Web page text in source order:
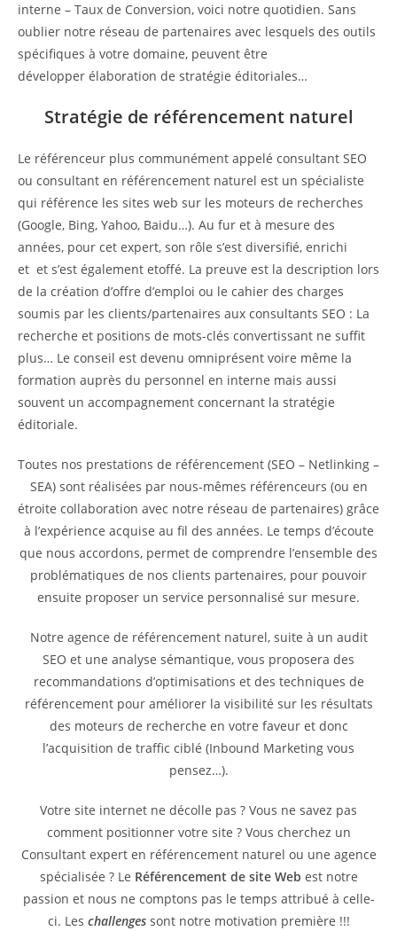
interne – Taux de Conversion, voici notre quotidien. Sans
oublier notre réseau de partenaires avec lesquels des outils
spécifiques à votre domaine, peuvent être
développer élaboration de stratégie éditoriales…
Stratégie de référencement naturel
Le référenceur plus communément appelé consultant SEO
ou consultant en référencement naturel est un spécialiste
qui référence les sites web sur les moteurs de recherches
(Google, Bing, Yahoo, Baidu…). Au fur et à mesure des
années, pour cet expert, son rôle s’est diversifié, enrichi
et et s’est également etoffé. La preuve est la description lors
de la création d’offre d’emploi ou le cahier des charges
soumis par les clients/partenaires aux consultants SEO : La
recherche et positions de mots-clés convertissant ne suffit
plus… Le conseil est devenu omniprésent voire même la
formation auprès du personnel en interne mais aussi
souvent un accompagnement concernant la stratégie
éditoriale.
Toutes nos prestations de référencement (SEO – Netlinking –
SEA) sont réalisées par nous-mêmes référenceurs (ou en
étroite collaboration avec notre réseau de partenaires) grâce
à l’expérience acquise au fil des années. Le temps d’écoute
que nous accordons, permet de comprendre l’ensemble des
problématiques de nos clients partenaires, pour pouvoir
ensuite proposer un service personnalisé sur mesure.
Notre agence de référencement naturel, suite à un audit
SEO et une analyse sémantique, vous proposera des
recommandations d’optimisations et des techniques de
référencement pour améliorer la visibilité sur les résultats
des moteurs de recherche en votre faveur et donc
l’acquisition de traffic ciblé (Inbound Marketing vous
pensez…).
Votre site internet ne décolle pas ? Vous ne savez pas
comment positionner votre site ? Vous cherchez un
Consultant expert en référencement naturel ou une agence
spécialisée ? Le Référencement de site Web est notre
passion et nous ne comptons pas le temps attribué à celle-
ci. Les challengessont notre motivation première !!!